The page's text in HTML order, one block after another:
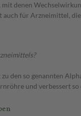
denen
auch für Arzneimittel,
den so genannten
und verbessert so